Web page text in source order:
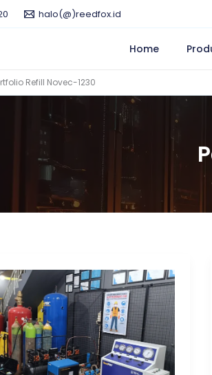
halo(@)reedfox.id
Home
Refill Novec-1230